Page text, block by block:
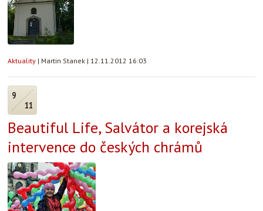
Aktuality | Martin Stanek | 12.11.2012 16:03
9
11
Beautiful Life, Salvátor a korejská
intervence do českých chrámů